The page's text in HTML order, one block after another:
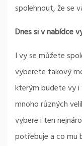
spolehnout, že se
Dnes si v nabídce
I vy se můžete
vyberete takový
kterým budete vy i
mnoho různých
vybere i ten
potřebuje a co mu